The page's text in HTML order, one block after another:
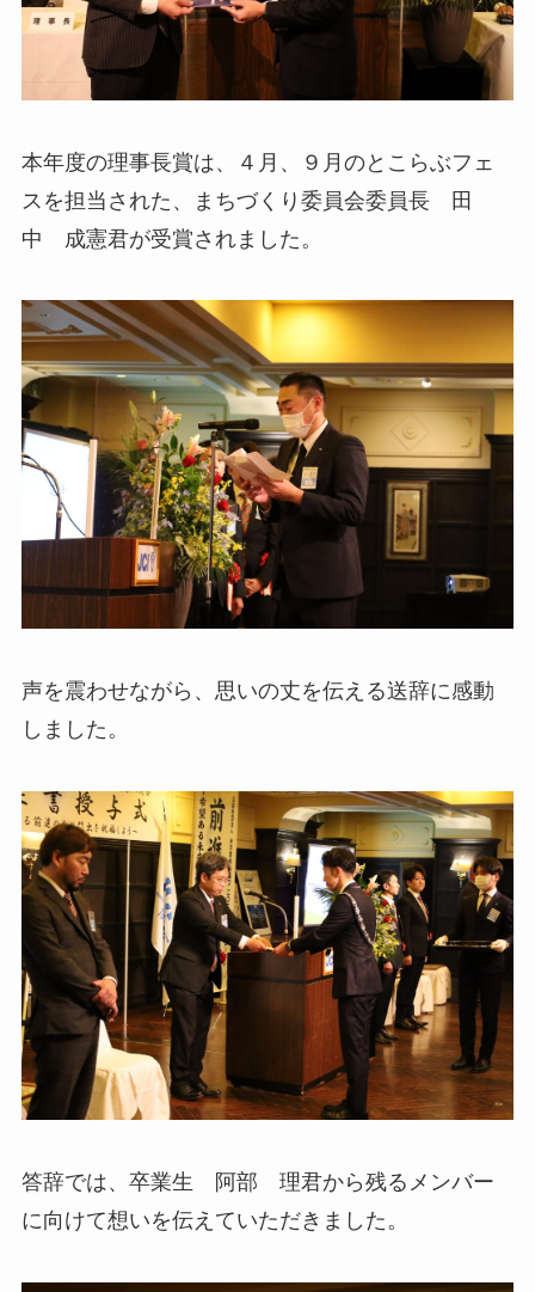
本年度の理事長賞は、４月、９月のとこらぶフェ
スを担当された、まちづくり委員会委員長 田
中 成憲君が受賞されました。
声を震わせながら、思いの丈を伝える送辞に感動
しました。
答辞では、卒業生 阿部 理君から残るメンバー
に向けて想いを伝えていただきました。